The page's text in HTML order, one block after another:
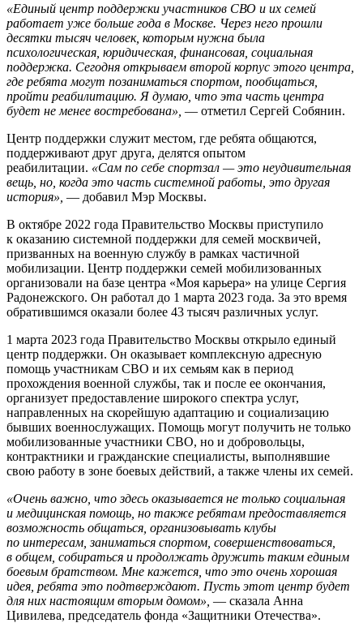
«Единый центр поддержки участников СВО и их семей
работает уже больше года в Москве. Через него прошли
десятки тысяч человек, которым нужна была
психологическая, юридическая, финансовая, социальная
поддержка. Сегодня открываем второй корпус этого центра,
где ребята могут позаниматься спортом, пообщаться,
пройти реабилитацию. Я думаю, что эта часть центра
будет не менее востребована», — отметил Сергей Собянин.
Центр поддержки служит местом, где ребята общаются,
поддерживают друг друга, делятся опытом
реабилитации. «Сам по себе спортзал — это неудивительная
вещь, но, когда это часть системной работы, это другая
история», — добавил Мэр Москвы.
В октябре 2022 года Правительство Москвы приступило
к оказанию системной поддержки для семей москвичей,
призванных на военную службу в рамках частичной
мобилизации. Центр поддержки семей мобилизованных
организовали на базе центра «Моя карьера» на улице Сергия
Радонежского. Он работал до 1 марта 2023 года. За это время
обратившимся оказали более 43 тысяч различных услуг.
1 марта 2023 года Правительство Москвы открыло единый
центр поддержки. Он оказывает комплексную адресную
помощь участникам СВО и их семьям как в период
прохождения военной службы, так и после ее окончания,
организует предоставление широкого спектра услуг,
направленных на скорейшую адаптацию и социализацию
бывших военнослужащих. Помощь могут получить не только
мобилизованные участники СВО, но и добровольцы,
контрактники и гражданские специалисты, выполнявшие
свою работу в зоне боевых действий, а также члены их семей.
«Очень важно, что здесь оказывается не только социальная
и медицинская помощь, но также ребятам предоставляется
возможность общаться, организовывать клубы
по интересам, заниматься спортом, совершенствоваться,
в общем, собираться и продолжать дружить таким единым
боевым братством. Мне кажется, что это очень хорошая
идея, ребята это подтверждают. Пусть этот центр будет
для них настоящим вторым домом», — сказала Анна
Цивилева, председатель фонда «Защитники Отечества».